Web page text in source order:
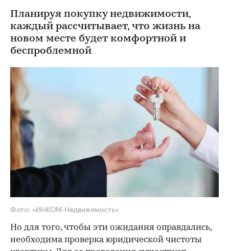
Планируя покупку недвижимости,
каждый рассчитывает, что жизнь на
новом месте будет комфортной и
беспроблемной
Фото: «ИНКОМ-Недвижимость»
Но для того, чтобы эти ожидания оправдались,
необходима проверка юридической чистоты